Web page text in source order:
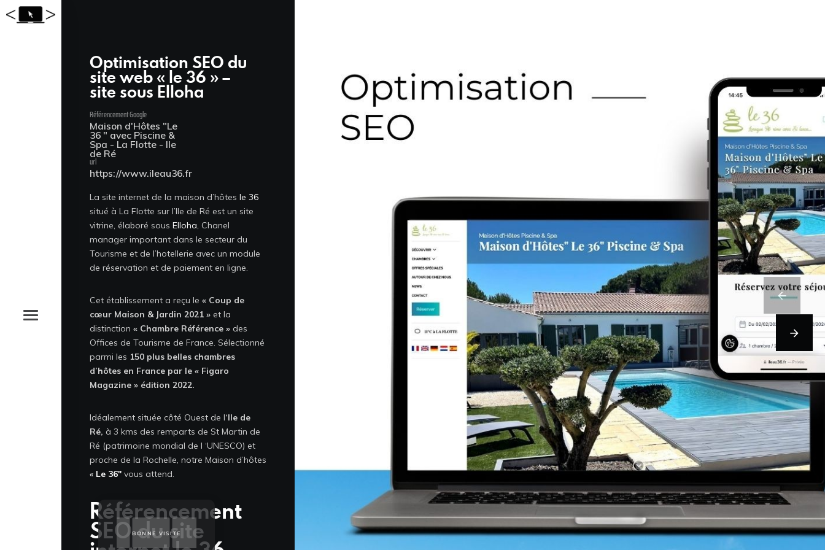
Optimisation SEO du
site web « le 36 » –
site sous Elloha
Référencement Google
Maison d'Hôtes "Le
36 " avec Piscine &
Spa - La Flotte - Ile
de Ré
url
https://www.ileau36.fr
La site internet de la maison d’hôtes le 36
situé à La Flotte sur l’Ile de Ré est un site
vitrine, élaboré sous Elloha, Chanel
manager important dans le secteur du
Tourisme et de l’hotellerie avec un module
de réservation et de paiement en ligne.
Cet établissement a reçu le « Coup de
cœur Maison & Jardin 2021 »et la
distinction « Chambre Référence »des
Offices de Tourisme de France. Sélectionné
parmi les 150 plus belles chambres
d’hôtes en France par le « Figaro
Magazine » édition 2022.
Idéalement située côté Ouest de l‘Ile de
Ré, à 3 kms des remparts de St Martin de
Ré (patrimoine mondial de l ‘UNESCO) et
proche de la Rochelle, notre Maison d’hôtes
« Le 36″ vous attend.
Référencement
SEO du site
Accueil
Réalisations
Tarifs
Formations web
Devis et Contact
4 place Olof Palme, 17000 La
06.18.75.32.66BONNE VISITE